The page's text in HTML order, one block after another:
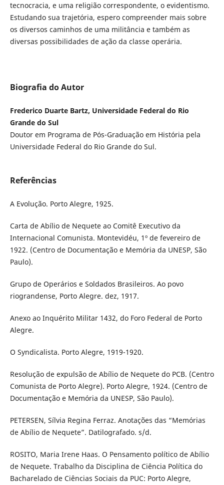
tecnocracia, e uma religião correspondente, o evidentismo.
Estudando sua trajetória, espero compreender mais sobre
os diversos caminhos de uma militância e também as
diversas possibilidades de ação da classe operária.
Biografia do Autor
Frederico Duarte Bartz, Universidade Federal do Rio
Grande do Sul
Doutor em Programa de Pós-Graduação em História pela
Universidade Federal do Rio Grande do Sul.
Referências
A Evolução. Porto Alegre, 1925.
Carta de Abílio de Nequete ao Comitê Executivo da
Internacional Comunista. Montevidéu, 1º de fevereiro de
1922. (Centro de Documentação e Memória da UNESP, São
Paulo).
Grupo de Operários e Soldados Brasileiros. Ao povo
riograndense, Porto Alegre. dez, 1917.
Anexo ao Inquérito Militar 1432, do Foro Federal de Porto
Alegre.
O Syndicalista. Porto Alegre, 1919-1920.
Resolução de expulsão de Abílio de Nequete do PCB. (Centro
Comunista de Porto Alegre). Porto Alegre, 1924. (Centro de
Documentação e Memória da UNESP, São Paulo).
PETERSEN, Sílvia Regina Ferraz. Anotações das “Memórias
de Abílio de Nequete”. Datilografado. s/d.
ROSITO, Maria Irene Haas. O Pensamento político de Abílio
de Nequete. Trabalho da Disciplina de Ciência Política do
Bacharelado de Ciências Sociais da PUC: Porto Alegre,